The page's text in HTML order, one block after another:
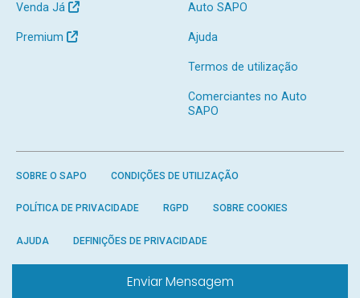
Enviar Mensagem
Venda Já
Premium
Auto SAPO
Ajuda
Termos de utilização
Comerciantes no Auto
SAPO
SOBRE O SAPO CONDIÇÕES DE UTILIZAÇÃO
POLÍTICA DE PRIVACIDADE RGPD SOBRE COOKIES
AJUDA DEFINIÇÕES DE PRIVACIDADE